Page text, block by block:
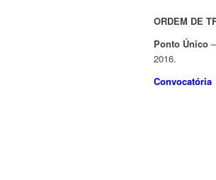
ORDEM DE
Ponto Único
2016.
Convocatória